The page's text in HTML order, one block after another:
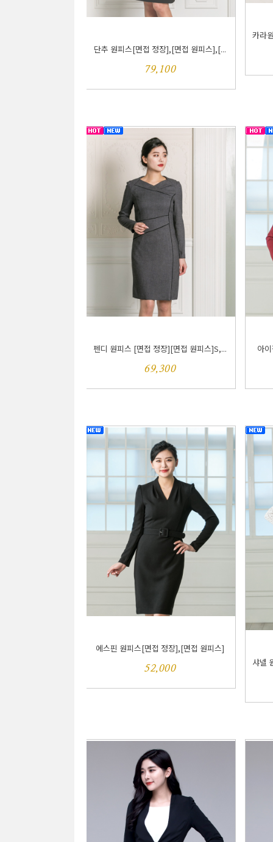
단추 원피스[면접 정장],[면접 원피스],[...
79,100
카라
펜디 원피스 [면접 정장][면접 원피스]S,...
69,300
아
에스핀 원피스[면접 정장],[면접 원피스]
52,000
샤넬